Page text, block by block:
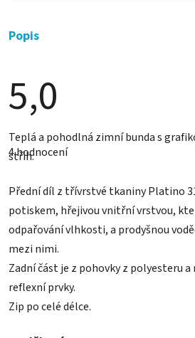
Popis
5,0
Průměrné
hodnocení
produktu
z
5
hvězdiček.
4 hodnocení
Teplá a pohodlná zimní bunda s
střih.
Přední díl z třívrstvé tkaniny Platino
potiskem, hřejivou vnitřní vrstvou,
odpařování vlhkosti, a prodyšnou
mezi nimi.
Zadní část je z pohovky z polyesteru
reflexní prvky.
Zip po celé délce.